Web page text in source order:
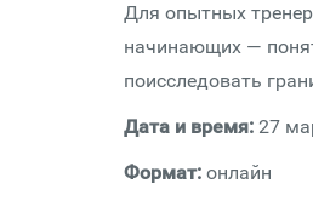
Для опытных
начинающих —
поисследовать
Дата и время: 27
Формат: онлайн